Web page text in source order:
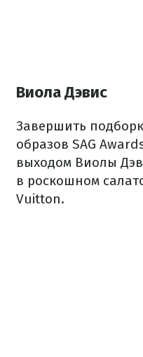
Виола Дэвис
Завершить
образов SAG
выходом Виолы
в роскошном
Vuitton.